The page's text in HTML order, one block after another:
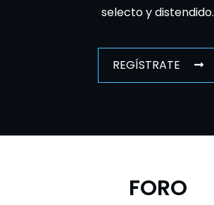
selecto y distendido.
REGÍSTRATE
FORO